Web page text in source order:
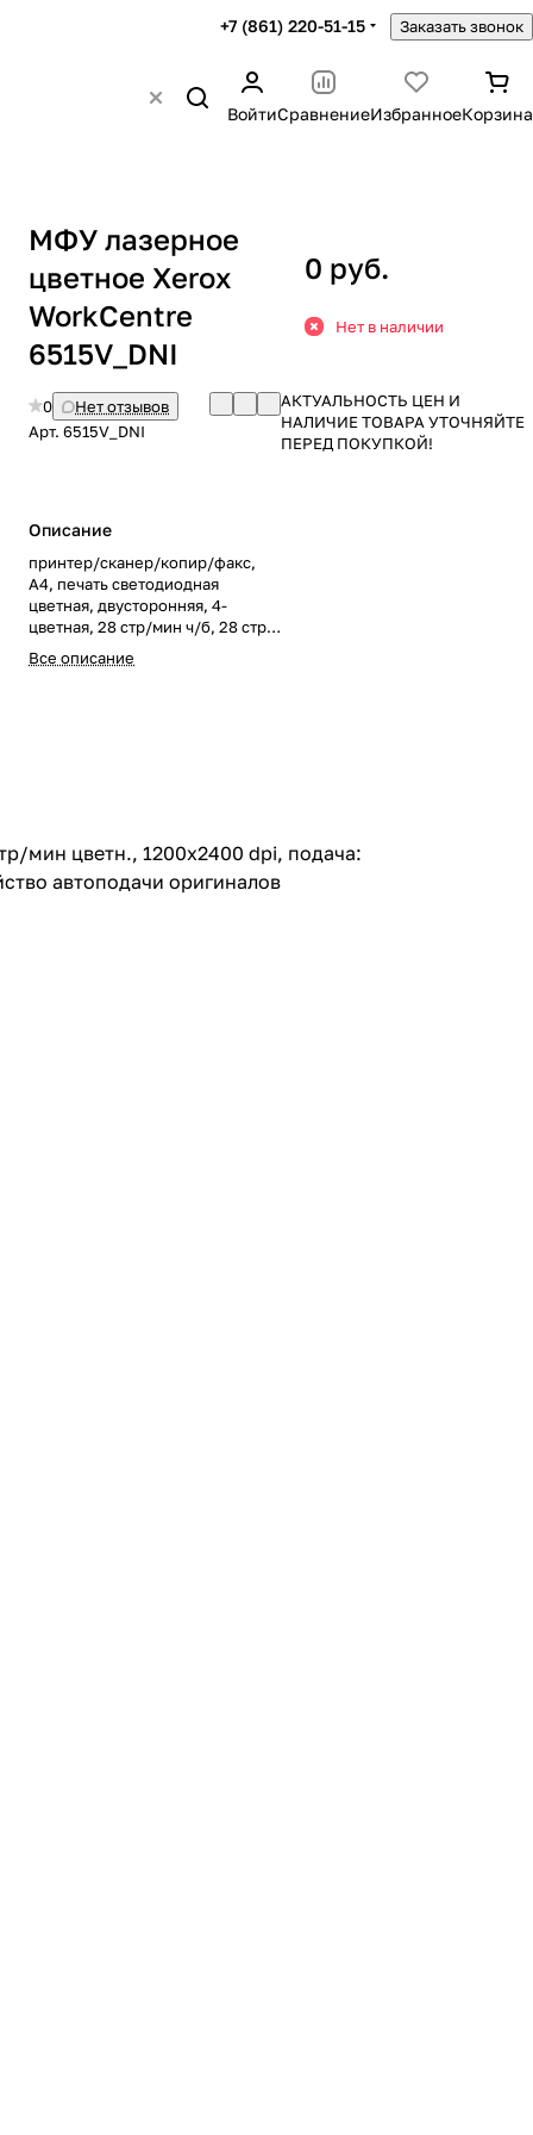
+7 (861) 220-51-15 Заказать звонок
ВойтиСравнениеИзбранноеКорзина
МФУ лазерное
цветное Xerox
WorkCentre
6515V_DNI
0
Нет отзывов
Арт. 6515V_DNI
Описание
принтер/сканер/копир/факс,
A4, печать светодиодная
цветная, двусторонняя, 4-
цветная, 28 стр/мин ч/б, 28 стр/
мин цветн., 1200x2400 dpi,
подача: 300 лист., вывод: 150
Все описание
0 руб.
Нет в наличии
АКТУАЛЬНОСТЬ ЦЕН И
НАЛИЧИЕ ТОВАРА УТОЧНЯЙТЕ
ПЕРЕД ПОКУПКОЙ!
мин цветн., 1200x2400 dpi, подача:
автоподачи оригиналов